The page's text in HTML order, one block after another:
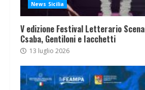
News Sicilia
V edizione Festival Letterario
Csaba, Gentiloni e Iacchetti
13 luglio 2026